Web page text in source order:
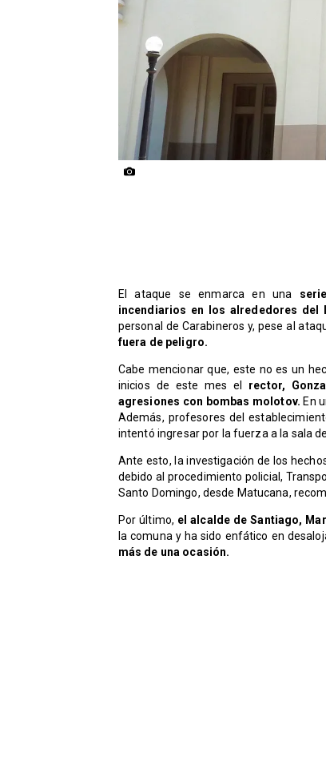
El ataque se enmarca en una
incendiarios en los alrededores del
personal de Carabineros y, pese al
fuera de peligro.
Cabe mencionar que, este no es un
inicios de este mes el rector,
agresiones con bombas molotov. En
Además, profesores del
intentó ingresar por la fuerza a la sala
Ante esto, la investigación de los
debido al procedimiento policial,
Santo Domingo, desde Matucana,
Por último, el alcalde de Santiago,
la comuna y ha sido enfático en
más de una ocasión.